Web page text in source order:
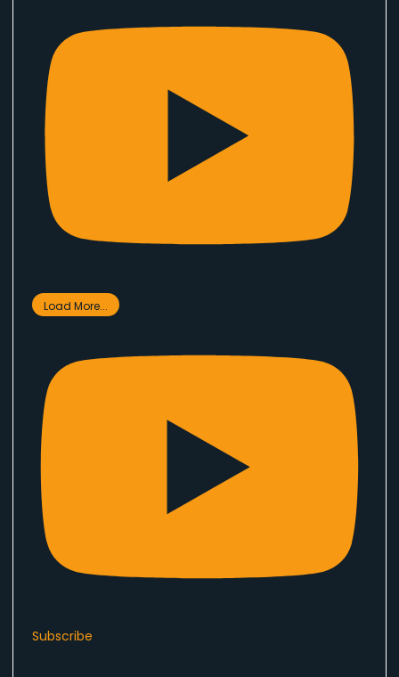
Load More...
Subscribe